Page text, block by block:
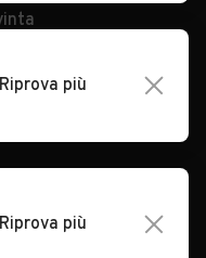
Tutti i diritti riservati.
più
più